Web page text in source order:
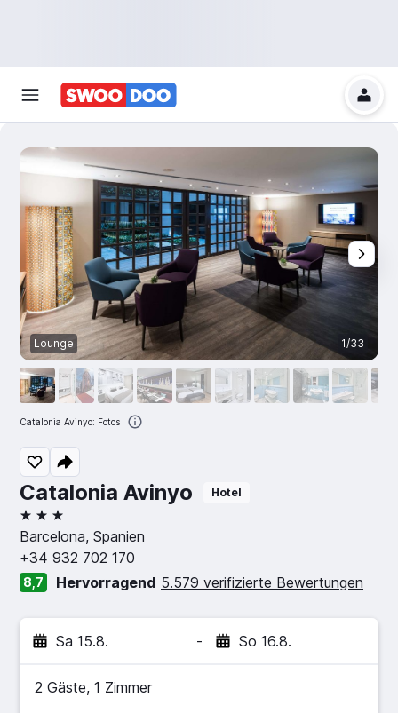
Catalonia Avinyo Hotel
3 Sterne
Barcelona, Spanien
+34 932 702 170
8,7 Hervorragend 5.579 verifizierte Bewertungen
Sa 15.8. - So 16.8.
2 Gäste, 1 Zimmer
Lounge 1/33
Catalonia Avinyo: Fotos